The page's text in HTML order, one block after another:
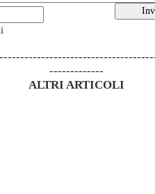
-------------
ALTRI ARTICOLI